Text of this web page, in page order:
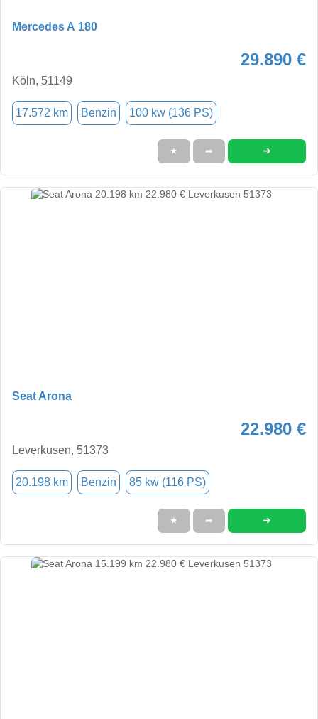
Mercedes A 180
29.890 €
Köln, 51149
17.572 km Benzin 100 kw (136 PS)
★ ➦ ➜
Seat Arona
22.980 €
Leverkusen, 51373
20.198 km Benzin 85 kw (116 PS)
★ ➦ ➜